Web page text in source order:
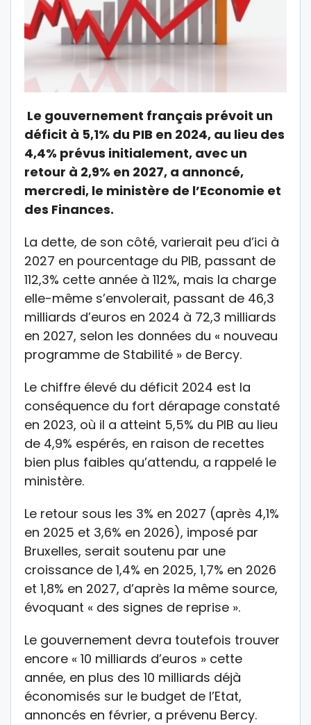
Le gouvernement français prévoit un
déficit à 5,1% du PIB en 2024, au lieu des
4,4% prévus initialement, avec un
retour à 2,9% en 2027, a annoncé,
mercredi, le ministère de l’Economie et
des Finances.
La dette, de son côté, varierait peu d’ici à
2027 en pourcentage du PIB, passant de
112,3% cette année à 112%, mais la charge
elle-même s’envolerait, passant de 46,3
milliards d’euros en 2024 à 72,3 milliards
en 2027, selon les données du « nouveau
programme de Stabilité » de Bercy.
Le chiffre élevé du déficit 2024 est la
conséquence du fort dérapage constaté
en 2023, où il a atteint 5,5% du PIB au lieu
de 4,9% espérés, en raison de recettes
bien plus faibles qu’attendu, a rappelé le
ministère.
Le retour sous les 3% en 2027 (après 4,1%
en 2025 et 3,6% en 2026), imposé par
Bruxelles, serait soutenu par une
croissance de 1,4% en 2025, 1,7% en 2026
et 1,8% en 2027, d’après la même source,
évoquant « des signes de reprise ».
Le gouvernement devra toutefois trouver
encore « 10 milliards d’euros » cette
année, en plus des 10 milliards déjà
économisés sur le budget de l’Etat,
annoncés en février, a prévenu Bercy.